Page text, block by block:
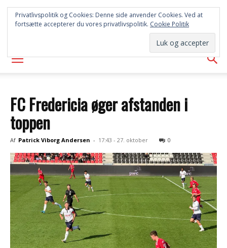
SYD
AVISEN
FC Fredericia øger afstanden i
toppen
Af Patrick Viborg Andersen - 17:43 - 27. oktober 0
Privatlivspolitik og Cookies: Denne side anvender Cookies. Ved at
fortsætte accepterer du vores privatlivspolitik. Cookie Politik